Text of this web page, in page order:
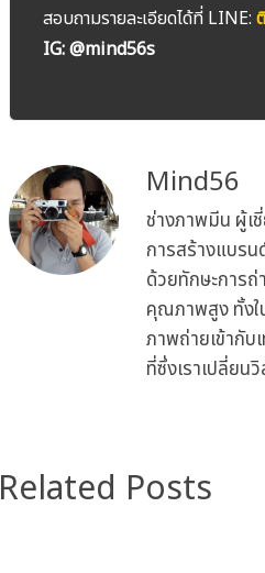
สอบถามรายละเอียดได้ที่ LINE:
IG: @mind56s
Mind56
ช่างภาพมีน ผู้เ
การสร้างแบร
ด้วยทักษะการ
คุณภาพสูง ทั้งใ
ภาพถ่ายเข้ากั
ที่ซึ่งเราเปลี่ย
Related Posts